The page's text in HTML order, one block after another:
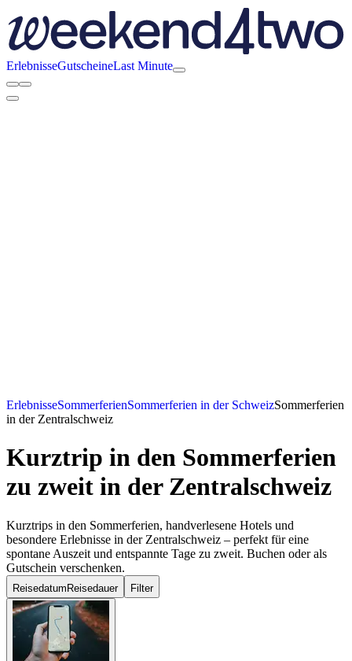
ErlebnisseGutscheineLast Minute
ErlebnisseSommerferienSommerferien in der SchweizSommerferien
in der Zentralschweiz
Kurztrip in den Sommerferien
zu zweit in der Zentralschweiz
Kurztrips in den Sommerferien, handverlesene Hotels und
besondere Erlebnisse in der Zentralschweiz – perfekt für eine
spontane Auszeit und entspannte Tage zu zweit. Buchen oder als
Gutschein verschenken.
Reisedatum Reisedauer Filter